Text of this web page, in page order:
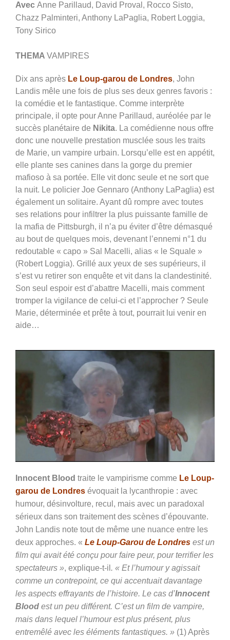
Avec Anne Parillaud, David Proval, Rocco Sisto,
Chazz Palminteri, Anthony LaPaglia, Robert Loggia,
Tony Sirico
THEMA VAMPIRES
Dix ans après Le Loup-garou de Londres, John
Landis mêle une fois de plus ses deux genres favoris :
la comédie et le fantastique. Comme interprète
principale, il opte pour Anne Parillaud, auréolée par le
succès planétaire de Nikita. La comédienne nous offre
donc une nouvelle prestation musclée sous les traits
de Marie, un vampire urbain. Lorsqu’elle est en appétit,
elle plante ses canines dans la gorge du premier
mafioso à sa portée. Elle vit donc seule et ne sort que
la nuit. Le policier Joe Gennaro (Anthony LaPaglia) est
également un solitaire. Ayant dû rompre avec toutes
ses relations pour infiltrer la plus puissante famille de
la mafia de Pittsburgh, il n’a pu éviter d’être démasqué
au bout de quelques mois, devenant l’ennemi n°1 du
redoutable « capo » Sal Macelli, alias « le Squale »
(Robert Loggia). Grillé aux yeux de ses supérieurs, il
s’est vu retirer son enquête et vit dans la clandestinité.
Son seul espoir est d’abattre Macelli, mais comment
tromper la vigilance de celui-ci et l’approcher ? Seule
Marie, déterminée et prête à tout, pourrait lui venir en
aide…
Innocent Blood traite le vampirisme comme Le Loup-
garou de Londres évoquait la lycanthropie : avec
humour, désinvolture, recul, mais avec un paradoxal
sérieux dans son traitement des scènes d’épouvante.
John Landis note tout de même une nuance entre les
deux approches. « Le Loup-Garou de Londres est un
film qui avait été conçu pour faire peur, pour terrifier les
spectateurs », explique-t-il . « Et l’humour y agissait
comme un contrepoint, ce qui accentuait davantage
les aspects effrayants de l’histoire. Le cas d’Innocent
Blood est un peu différent. C’est un film de vampire,
mais dans lequel l’humour est plus présent, plus
entremêlé avec les éléments fantastiques. » (1) Après